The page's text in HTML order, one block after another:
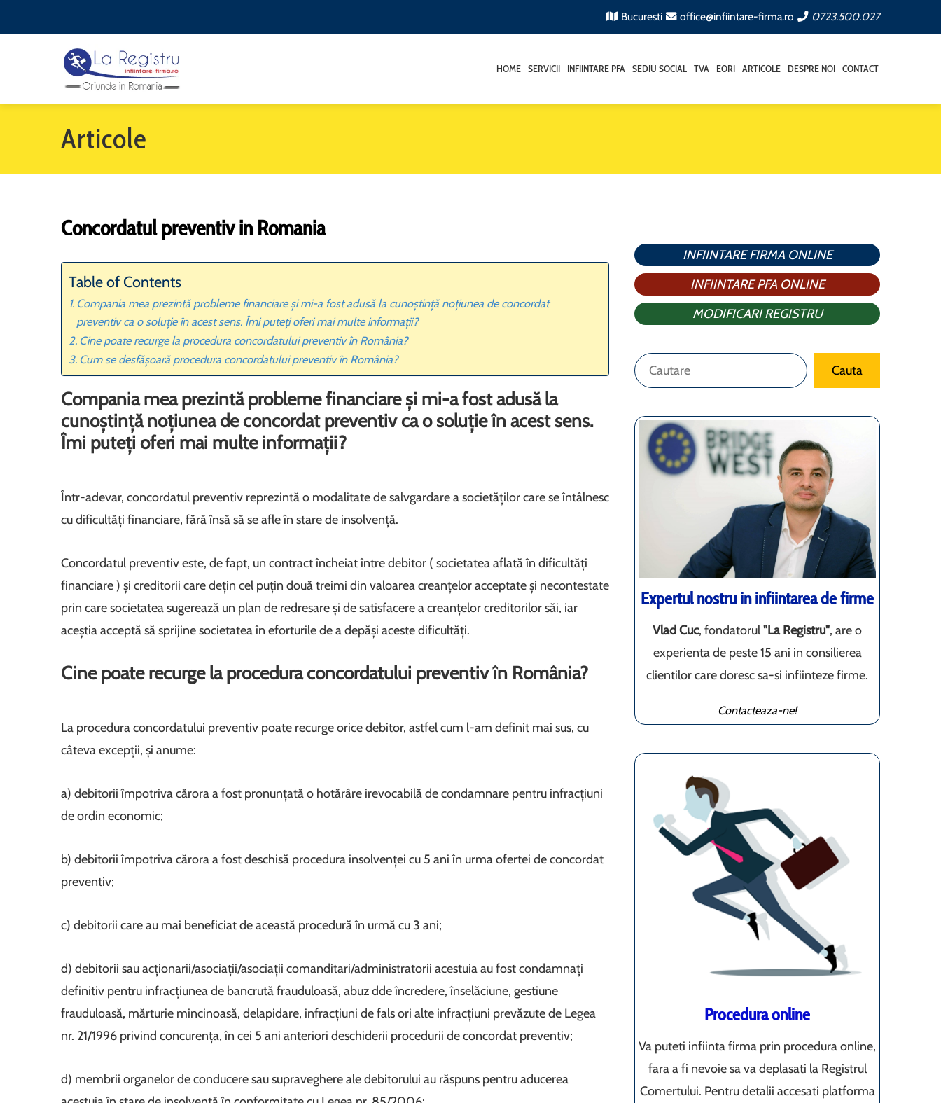
Bucuresti office@infiintare-firma.ro 0723.500.027
HOME SERVICII INFIINTARE PFA SEDIU SOCIAL TVA EORI ARTICOLE DESPRE NOI CONTACT
Articole
Concordatul preventiv in Romania
Table of Contents
Compania mea prezintă probleme financiare și mi-a fost adusă la cunoștință noțiunea de concordat
preventiv ca o soluție în acest sens. Îmi puteți oferi mai multe informații?
Cine poate recurge la procedura concordatului preventiv în România?
Cum se desfășoară procedura concordatului preventiv în România?
Compania mea prezintă probleme financiare și mi-a fost adusă la
cunoștință noțiunea de concordat preventiv ca o soluție în acest sens.
Îmi puteți oferi mai multe informații?
Într-adevar, concordatul preventiv reprezintă o modalitate de salvgardare a societăților care se întâlnesc
cu dificultăți financiare, fără însă să se afle în stare de insolvență.
Concordatul preventiv este, de fapt, un contract încheiat între debitor ( societatea aflată în dificultăți
financiare ) și creditorii care dețin cel puțin două treimi din valoarea creanțelor acceptate și necontestate
prin care societatea sugerează un plan de redresare și de satisfacere a creanțelor creditorilor săi, iar
aceștia acceptă să sprijine societatea în eforturile de a depăși aceste dificultăți.
Cine poate recurge la procedura concordatului preventiv în România?
La procedura concordatului preventiv poate recurge orice debitor, astfel cum l-am definit mai sus, cu
câteva excepții, și anume:
a) debitorii împotriva cărora a fost pronunțată o hotărâre irevocabilă de condamnare pentru infracțiuni
de ordin economic;
b) debitorii împotriva cărora a fost deschisă procedura insolvenței cu 5 ani în urma ofertei de concordat
preventiv;
c) debitorii care au mai beneficiat de această procedură în urmă cu 3 ani;
d) debitorii sau acționarii/asociații/asociații comanditari/administratorii acestuia au fost condamnați
definitiv pentru infracțiunea de bancrută frauduloasă, abuz dde încredere, înselăciune, gestiune
frauduloasă, mărturie mincinoasă, delapidare, infracțiuni de fals ori alte infracțiuni prevăzute de Legea
nr. 21/1996 privind concurența, în cei 5 ani anteriori deschiderii procedurii de concordat preventiv;
d) membrii organelor de conducere sau supraveghere ale debitorului au răspuns pentru aducerea
INFIINTARE FIRMA ONLINE
INFIINTARE PFA ONLINE
MODIFICARI REGISTRU
Caută Cauta
Expertul nostru in infiintarea de firme
Vlad Cuc, fondatorul"La Registru", are o
experienta de peste 15 ani in consilierea
clientilor care doresc sa-si infiinteze firme.
Contacteaza-ne!
Procedura online
Va puteti infiinta firma prin procedura online,
fara a fi nevoie sa va deplasati la Registrul
Comertului. Pentru detalii accesati platforma